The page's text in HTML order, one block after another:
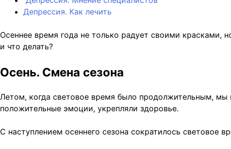
Депрессия. Как лечить
Осеннее время года не только радует своими красками,
и что делать?
Осень. Смена сезона
Летом, когда световое время было продолжительным, мы
положительные эмоции, укрепляли здоровье.
С наступлением осеннего сезона сократилось световое